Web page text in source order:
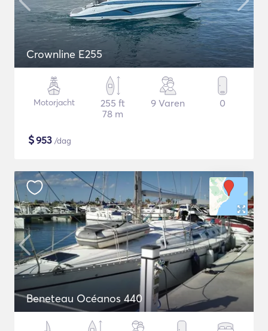
Crownline E255
Motorjacht
255 ft
78 m
9 Varen 0
$953 /dag
Beneteau Océanos 440